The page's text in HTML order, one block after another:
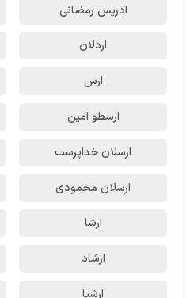
ادریس رمضانی
اردلان
ارس
ارسطو امین
ارسلان خداپرست
ارسلان محمودی
ارشا
ارشاد
ارشیا